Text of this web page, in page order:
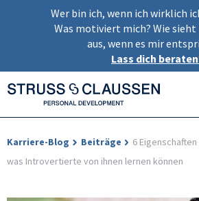
Wer bin ich, wenn ich wirklich
Was motiviert mich? Wie sieht
aus, wenn es mir
Lass dich
Karriere-Blog Beiträge
6
was Introvertierte von ihnen lernen können